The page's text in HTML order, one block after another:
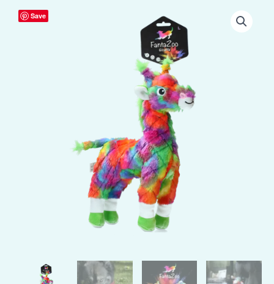
Save
FantaZoo
Giraffe